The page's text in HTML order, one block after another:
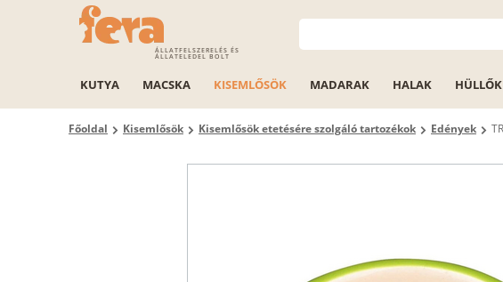
ÁLLATFELSZERELÉS ÉS
ÁLLATELEDEL BOLT
KUTYA MACSKA KISEMLŐSÖK MADARAK HALAK HÜLLŐK
Főoldal Kisemlősök Kisemlősök etetésére szolgáló tartozékok Edények